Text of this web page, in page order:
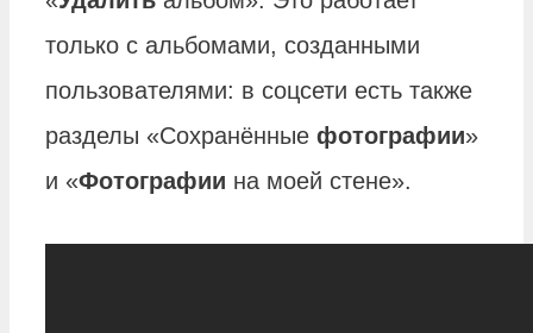
только с альбомами, созданными
пользователями: в соцсети есть также
разделы «Сохранённые фотографии»
и «Фотографии на моей стене».